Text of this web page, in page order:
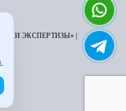
И ЭКСПЕРТИЗЫ» |